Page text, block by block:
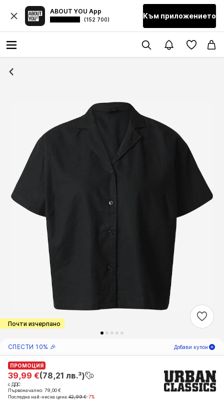
ABOUT YOU App
(152 700) Към приложението
Почти изчерпано
СПЕСТИ 10% 🎉 Добави купон
-10
клиенти! 🎁
07
ПРОМОЦИЯ
39,99 €(78,21 лв.³)
с ДДС
Първоначално: 79,00 €
Последна най-ниска цена:42,99 €-7%
ПРОМОЦИЯ
39,99 €(78,21 лв.³)
с ДДС
Първоначално: 79,00 €
Последна най-ниска цена:42,99 €-7%